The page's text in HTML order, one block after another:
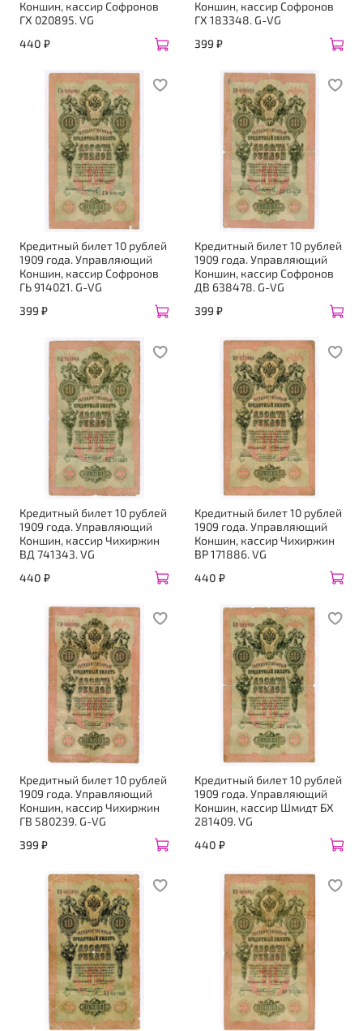
Коншин, кассир Софронов
ГХ 020895. VG
440 ₽
Коншин, кассир Софронов
ГХ 183348. G-VG
399 ₽
Кредитный билет 10 рублей
1909 года. Управляющий
Коншин, кассир Софронов
ГЬ 914021. G-VG
399 ₽
Кредитный билет 10 рублей
1909 года. Управляющий
Коншин, кассир Софронов
ДВ 638478. G-VG
399 ₽
Кредитный билет 10 рублей
1909 года. Управляющий
Коншин, кассир Чихиржин
ВД 741343. VG
440 ₽
Кредитный билет 10 рублей
1909 года. Управляющий
Коншин, кассир Чихиржин
ВР 171886. VG
440 ₽
Кредитный билет 10 рублей
1909 года. Управляющий
Коншин, кассир Чихиржин
ГВ 580239. G-VG
399 ₽
Кредитный билет 10 рублей
1909 года. Управляющий
Коншин, кассир Шмидт БХ
281409. VG
440 ₽